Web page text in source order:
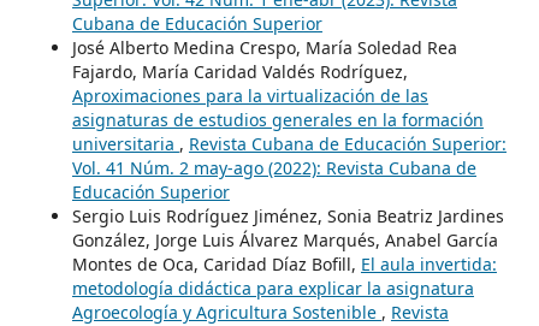
Cubana de Educación Superior
José Alberto Medina Crespo, María Soledad Rea
Fajardo, María Caridad Valdés Rodríguez,
Aproximaciones para la virtualización de las
asignaturas de estudios generales en la formación
universitaria , Revista Cubana de Educación Superior:
Vol. 41 Núm. 2 may-ago (2022): Revista Cubana de
Educación Superior
Sergio Luis Rodríguez Jiménez, Sonia Beatriz Jardines
González, Jorge Luis Álvarez Marqués, Anabel García
Montes de Oca, Caridad Díaz Bofill, El aula invertida:
metodología didáctica para explicar la asignatura
Agroecología y Agricultura Sostenible , Revista